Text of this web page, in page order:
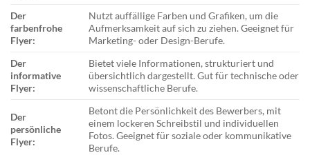
Der
farbenfrohe
Flyer:
Nutzt auffällige Farben und Grafiken, um die
Aufmerksamkeit auf sich zu ziehen. Geeignet für
Marketing- oder Design-Berufe.
Der
informative
Flyer:
Bietet viele Informationen, strukturiert und
übersichtlich dargestellt. Gut für technische oder
wissenschaftliche Berufe.
Der
persönliche
Flyer:
Betont die Persönlichkeit des Bewerbers, mit
einem lockeren Schreibstil und individuellen
Fotos. Geeignet für soziale oder kommunikative
Berufe.